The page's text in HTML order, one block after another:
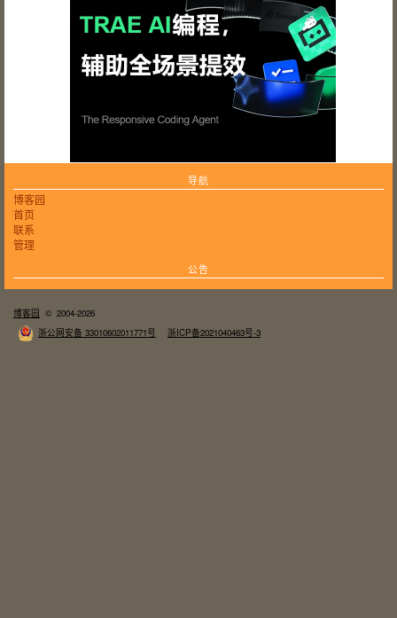
导航
博客园
首页
联系
管理
公告
博客园 © 2004-2026
浙公网安备 33010602011771号
浙ICP备2021040463号-3